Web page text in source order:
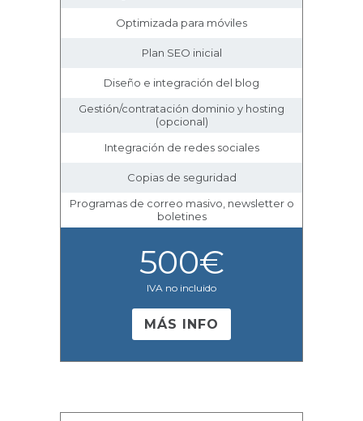
Optimizada para móviles
Plan SEO inicial
Diseño e integración del blog
Gestión/contratación dominio y hosting
(opcional)
Integración de redes sociales
Copias de seguridad
Programas de correo masivo, newsletter o
boletines
500€
IVA no incluido
MÁS INFO